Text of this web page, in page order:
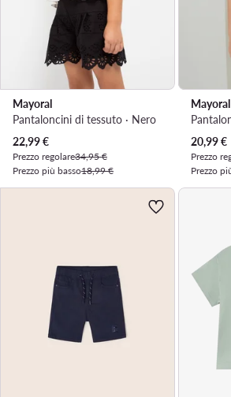
Mayoral
Pantaloncini di tessuto · Nero
Prezzo attuale
22,99€
Prezzo regolare34,95 €
Prezzo più basso18,99 €
Mayoral
Prezzo
20,99€
Prezzo
Prezzo